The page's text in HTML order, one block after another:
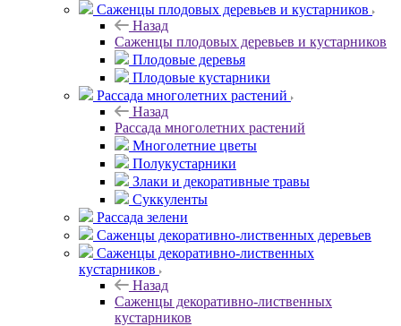
Саженцы плодовых деревьев и кустарников
Назад
Саженцы плодовых деревьев и кустарников
Плодовые деревья
Плодовые кустарники
Рассада многолетних растений
Назад
Рассада многолетних растений
Многолетние цветы
Полукустарники
Злаки и декоративные травы
Суккуленты
Рассада зелени
Саженцы декоративно-лиственных деревьев
Саженцы декоративно-лиственных
кустарников
Назад
Саженцы декоративно-лиственных
кустарников